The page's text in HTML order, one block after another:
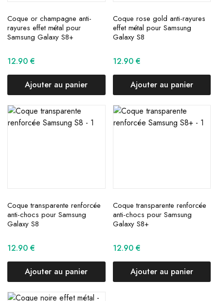
Coque or champagne anti-
rayures effet métal pour
Samsung Galaxy S8+
12.90 €
Ajouter au panier
Coque rose gold anti-rayures
effet métal pour Samsung
Galaxy S8
12.90 €
Ajouter au panier
Coque transparente renforcée
anti-chocs pour Samsung
Galaxy S8
12.90 €
Ajouter au panier
Coque transparente renforcée
anti-chocs pour Samsung
Galaxy S8+
12.90 €
Ajouter au panier